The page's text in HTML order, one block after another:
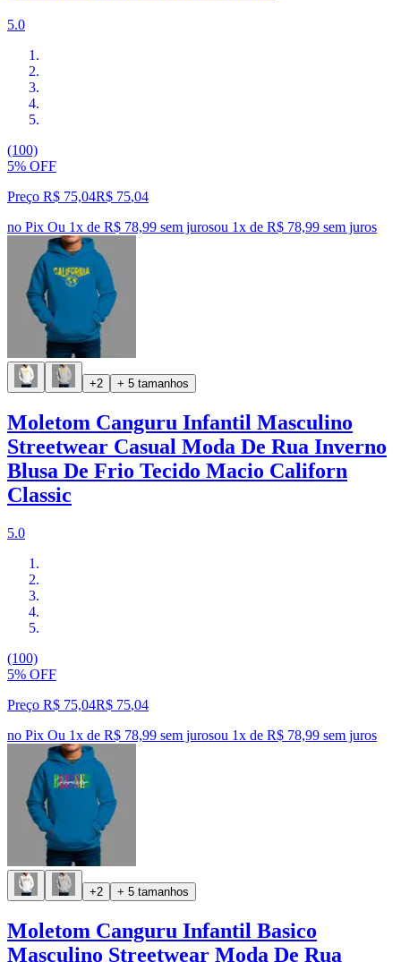
5.0
(100)
5% OFF
Preço R$ 75,04R$ 75,04
no Pix Ou 1x de R$ 78,99 sem jurosou 1x de R$ 78,99 sem juros
+2 + 5 tamanhos
Moletom Canguru Infantil Masculino
Streetwear Casual Moda De Rua Inverno
Blusa De Frio Tecido Macio Californ
Classic
5.0
(100)
5% OFF
Preço R$ 75,04R$ 75,04
no Pix Ou 1x de R$ 78,99 sem jurosou 1x de R$ 78,99 sem juros
+2 + 5 tamanhos
Moletom Canguru Infantil Basico
Masculino Streetwear Moda De Rua